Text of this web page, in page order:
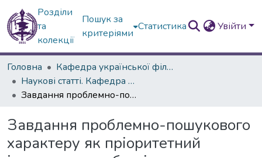
Розділи
та
колекції
Пошук за
критеріями
Статистика Увійти
Головна
Кафедра української філології
Наукові статті. Кафедра української мови
Завдання проблемно-пошукового характеру як пріоритетний інструмент особистісно-професійного розвитку майбутніх педагогів: зарубіжний та вітчизняний досвід
Завдання проблемно-пошукового
характеру як пріоритетний